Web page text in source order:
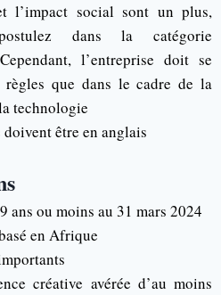
l’impact social sont un plus,
dans la catégorie
l’entreprise doit se
règles que dans le cadre de la
technologie
être en anglais
ans ou moins au 31 mars 2024
en Afrique
créative avérée d’au moins